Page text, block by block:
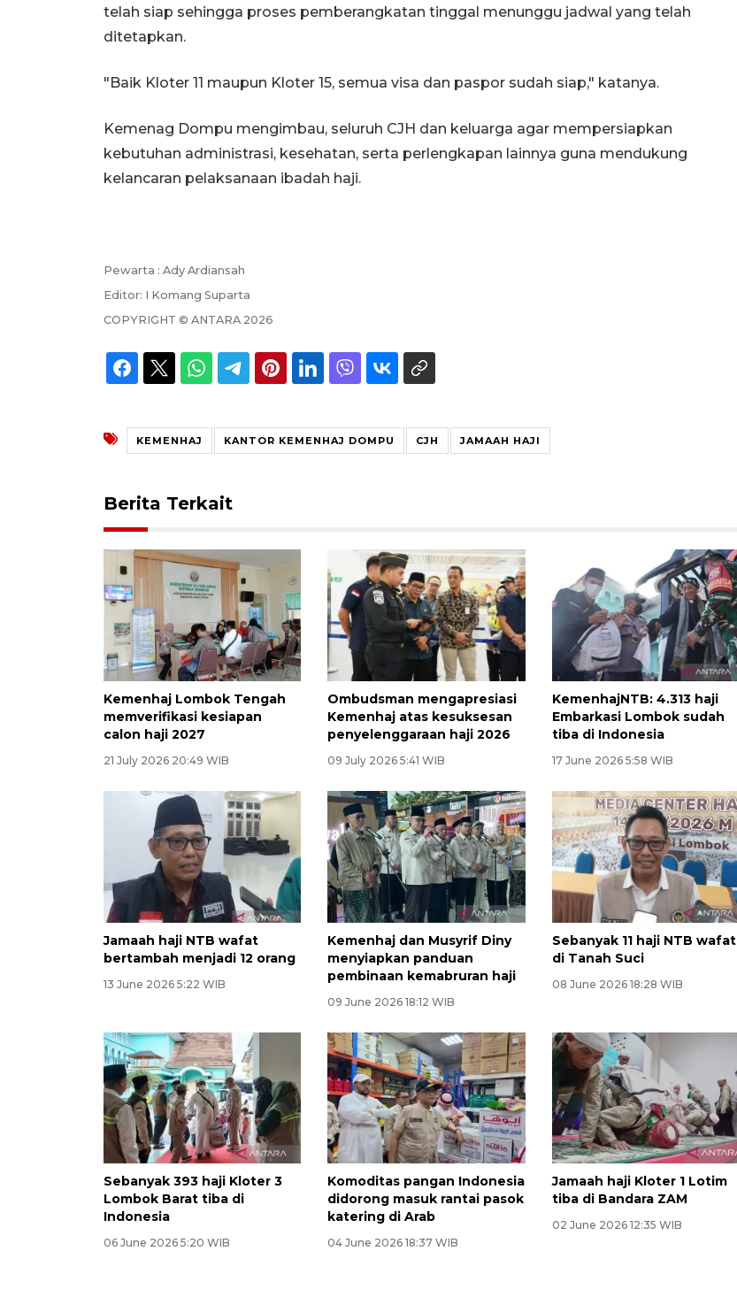
telah siap sehingga proses pemberangkatan tinggal menunggu jadwal yang telah
ditetapkan.
"Baik Kloter 11 maupun Kloter 15, semua visa dan paspor sudah siap," katanya.
Kemenag Dompu mengimbau, seluruh CJH dan keluarga agar mempersiapkan
kebutuhan administrasi, kesehatan, serta perlengkapan lainnya guna mendukung
kelancaran pelaksanaan ibadah haji.
Pewarta : Ady Ardiansah
Editor: I Komang Suparta
COPYRIGHT © ANTARA 2026
KEMENHAJ KANTOR KEMENHAJ DOMPU CJH JAMAAH HAJI
Berita Terkait
Kemenhaj Lombok Tengah
memverifikasi kesiapan
calon haji 2027
21 July 2026 20:49 WIB
Ombudsman mengapresiasi
Kemenhaj atas kesuksesan
penyelenggaraan haji 2026
09 July 2026 5:41 WIB
KemenhajNTB: 4.313 haji
Embarkasi Lombok sudah
tiba di Indonesia
17 June 2026 5:58 WIB
Jamaah haji NTB wafat
bertambah menjadi 12 orang
13 June 2026 5:22 WIB
Kemenhaj dan Musyrif Diny
menyiapkan panduan
pembinaan kemabruran haji
09 June 2026 18:12 WIB
Sebanyak 11 haji NTB wafat
di Tanah Suci
08 June 2026 18:28 WIB
Sebanyak 393 haji Kloter 3
Lombok Barat tiba di
Indonesia
06 June 2026 5:20 WIB
Komoditas pangan Indonesia
didorong masuk rantai pasok
katering di Arab
04 June 2026 18:37 WIB
Jamaah haji Kloter 1 Lotim
tiba di Bandara ZAM
02 June 2026 12:35 WIB